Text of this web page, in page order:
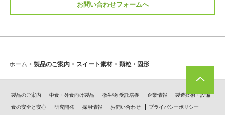
お問い合わせフォームへ
ホーム > 製品のご案内 > スイート素材 > 顆粒・固形
製品のご案内 中食・外食向け製品 微生物 受託培養 企業情報 製造技術・設備
食の安全と安心 研究開発 採用情報 お問い合わせ プライバシーポリシー